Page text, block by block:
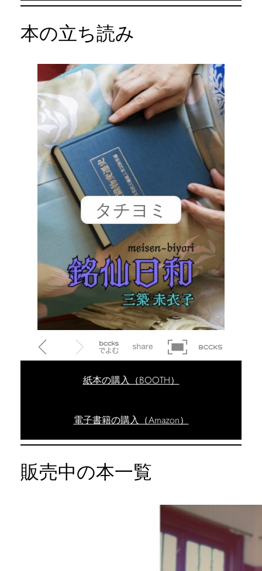
本の立ち読み
紙本の購入（BOOTH）
電子書籍の購入（Amazon）
販売中の本一覧